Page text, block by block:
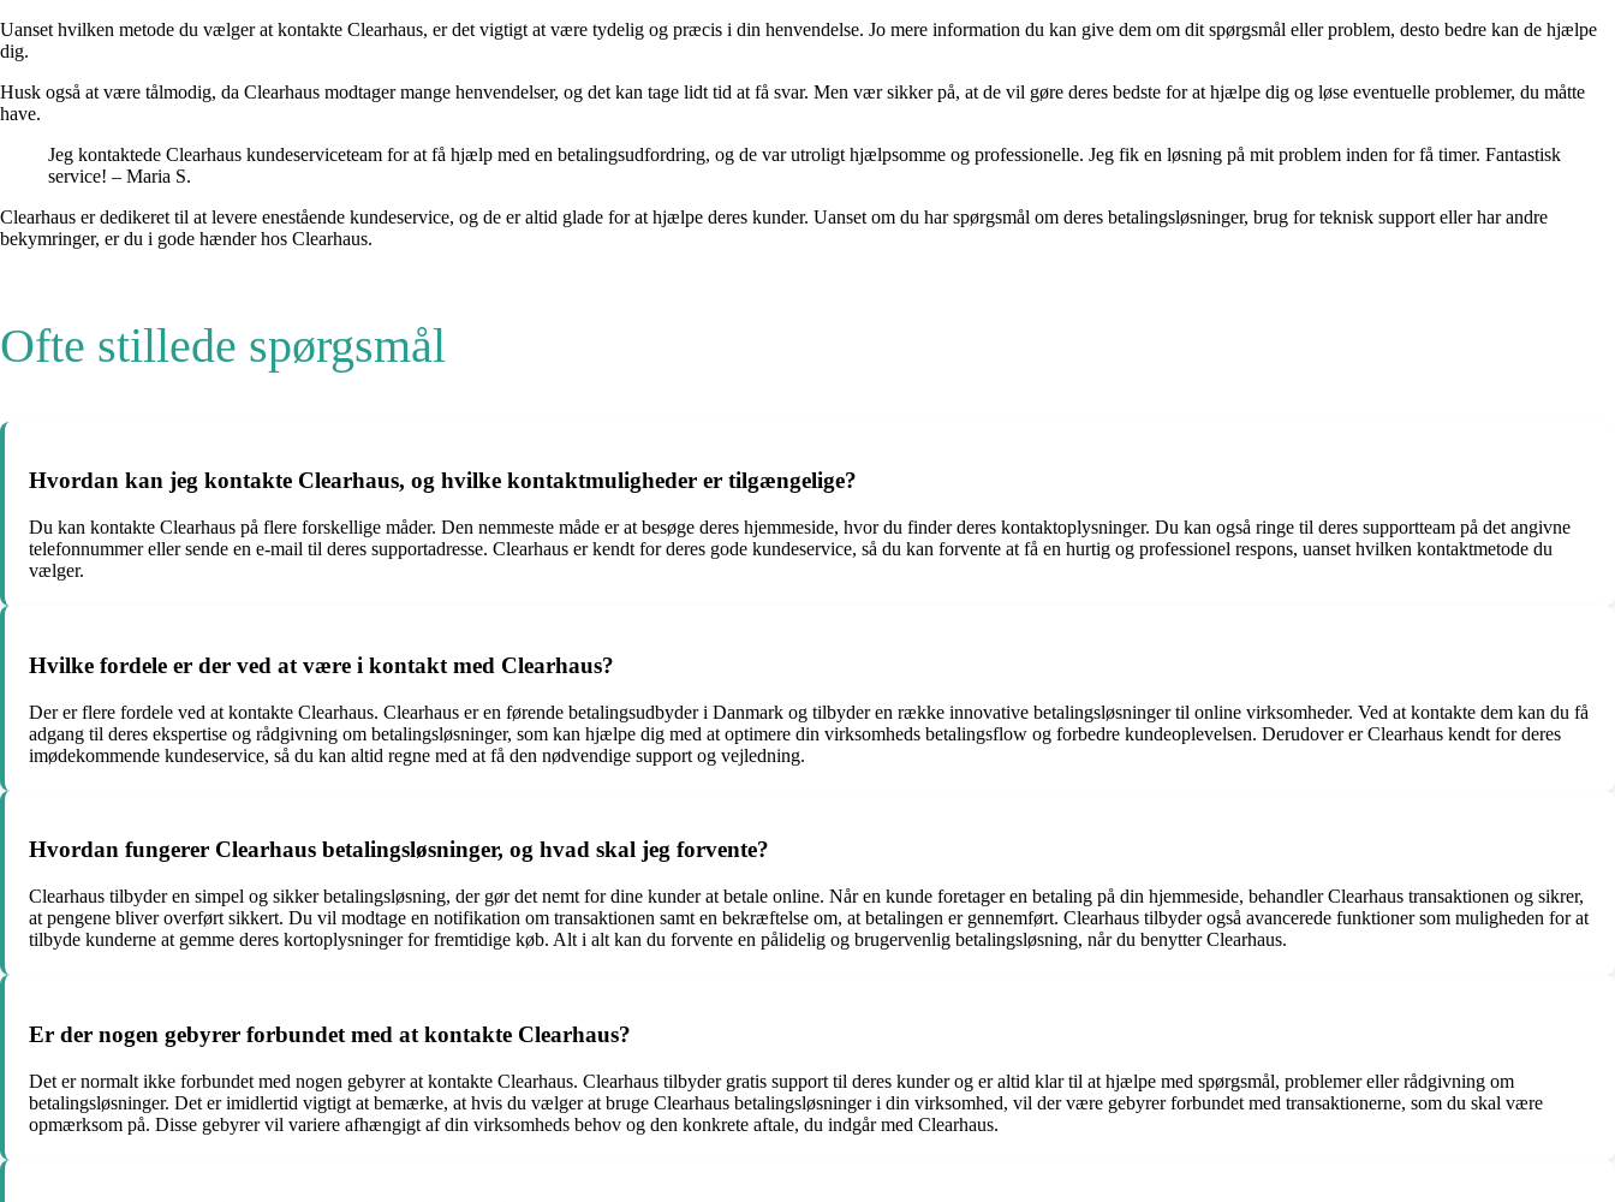
Uanset hvilken metode du vælger at kontakte Clearhaus, er det vigtigt at være tydelig og præcis i din henvendelse. Jo mere information du kan give dem om dit spørgsmål eller problem, desto bedre kan de hjælpe
dig.
Husk også at være tålmodig, da Clearhaus modtager mange henvendelser, og det kan tage lidt tid at få svar. Men vær sikker på, at de vil gøre deres bedste for at hjælpe dig og løse eventuelle problemer, du måtte
have.
Jeg kontaktede Clearhaus kundeserviceteam for at få hjælp med en betalingsudfordring, og de var utroligt hjælpsomme og professionelle. Jeg fik en løsning på mit problem inden for få timer. Fantastisk
service! – Maria S.
Clearhaus er dedikeret til at levere enestående kundeservice, og de er altid glade for at hjælpe deres kunder. Uanset om du har spørgsmål om deres betalingsløsninger, brug for teknisk support eller har andre
bekymringer, er du i gode hænder hos Clearhaus.
Ofte stillede spørgsmål
Hvordan kan jeg kontakte Clearhaus, og hvilke kontaktmuligheder er tilgængelige?
Du kan kontakte Clearhaus på flere forskellige måder. Den nemmeste måde er at besøge deres hjemmeside, hvor du finder deres kontaktoplysninger. Du kan også ringe til deres supportteam på det angivne
telefonnummer eller sende en e-mail til deres supportadresse. Clearhaus er kendt for deres gode kundeservice, så du kan forvente at få en hurtig og professionel respons, uanset hvilken kontaktmetode du
vælger.
Hvilke fordele er der ved at være i kontakt med Clearhaus?
Der er flere fordele ved at kontakte Clearhaus. Clearhaus er en førende betalingsudbyder i Danmark og tilbyder en række innovative betalingsløsninger til online virksomheder. Ved at kontakte dem kan du få
adgang til deres ekspertise og rådgivning om betalingsløsninger, som kan hjælpe dig med at optimere din virksomheds betalingsflow og forbedre kundeoplevelsen. Derudover er Clearhaus kendt for deres
imødekommende kundeservice, så du kan altid regne med at få den nødvendige support og vejledning.
Hvordan fungerer Clearhaus betalingsløsninger, og hvad skal jeg forvente?
Clearhaus tilbyder en simpel og sikker betalingsløsning, der gør det nemt for dine kunder at betale online. Når en kunde foretager en betaling på din hjemmeside, behandler Clearhaus transaktionen og sikrer,
at pengene bliver overført sikkert. Du vil modtage en notifikation om transaktionen samt en bekræftelse om, at betalingen er gennemført. Clearhaus tilbyder også avancerede funktioner som muligheden for at
tilbyde kunderne at gemme deres kortoplysninger for fremtidige køb. Alt i alt kan du forvente en pålidelig og brugervenlig betalingsløsning, når du benytter Clearhaus.
Er der nogen gebyrer forbundet med at kontakte Clearhaus?
Det er normalt ikke forbundet med nogen gebyrer at kontakte Clearhaus. Clearhaus tilbyder gratis support til deres kunder og er altid klar til at hjælpe med spørgsmål, problemer eller rådgivning om
betalingsløsninger. Det er imidlertid vigtigt at bemærke, at hvis du vælger at bruge Clearhaus betalingsløsninger i din virksomhed, vil der være gebyrer forbundet med transaktionerne, som du skal være
opmærksom på. Disse gebyrer vil variere afhængigt af din virksomheds behov og den konkrete aftale, du indgår med Clearhaus.